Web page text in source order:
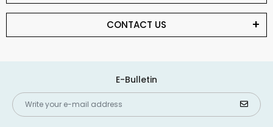
CONTACT US
E-Bulletin